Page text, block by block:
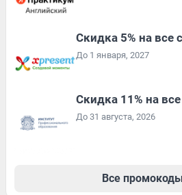
Скидка 5% на все
До 1 января, 2027
Скидка 11% на
До 31 августа, 2026
Все промокоды